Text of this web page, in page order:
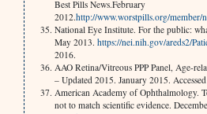
Best Pills News.February
2012.http://www.worstpills.org/member/
National Eye Institute. For the public:
May 2013. https://nei.nih.gov/areds2/
2016.
AAO Retina/Vitreous PPP Panel, Age-
– Updated 2015. January 2015.
American Academy of Ophthalmology.
not to match scientific evidence.